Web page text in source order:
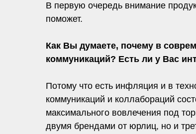
В первую очередь внимание
поможет.
Как Вы думаете, почему в
коммуникаций? Есть ли у Вас
Потому что есть инфляция и в
коммуникаций и коллабораций
максимального вовлечения под
двумя брендами от юрлиц, но и